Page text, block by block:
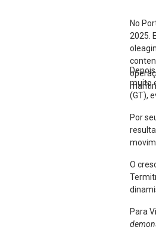
No
2025.
muito
(GT),
Por
O
Para